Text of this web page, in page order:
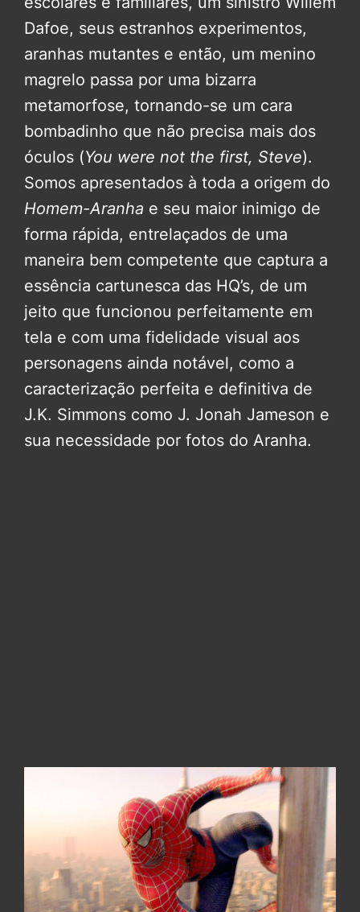
Dafoe, seus estranhos experimentos,
aranhas mutantes e então, um menino
magrelo passa por uma bizarra
metamorfose, tornando-se um cara
bombadinho que não precisa mais dos
óculos (You were not the first, Steve).
Somos apresentados à toda a origem do
Homem-Aranha e seu maior inimigo de
forma rápida, entrelaçados de uma
maneira bem competente que captura a
essência cartunesca das HQ’s, de um
jeito que funcionou perfeitamente em
tela e com uma fidelidade visual aos
personagens ainda notável, como a
caracterização perfeita e definitiva de
J.K. Simmons como J. Jonah Jameson e
sua necessidade por fotos do Aranha.